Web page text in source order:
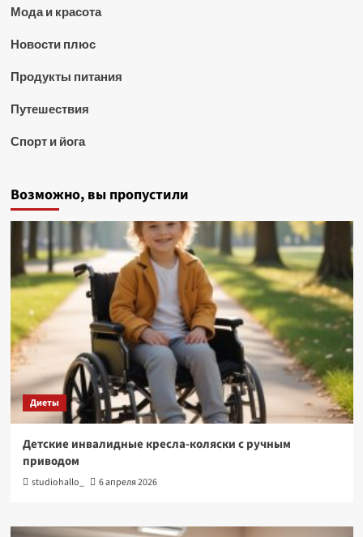
Мода и красота
Новости плюс
Продукты питания
Путешествия
Спорт и йога
Возможно, вы пропустили
Диеты
Детские инвалидные кресла-коляски с ручным
приводом
studiohallo_ 6 апреля 2026